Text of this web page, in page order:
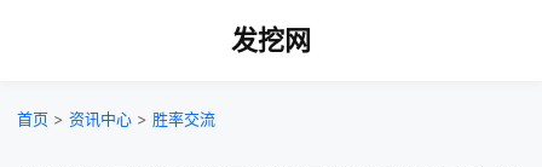
发挖网
首页 > 资讯中心 > 胜率交流